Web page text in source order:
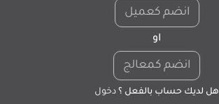
انضم كعميل
او
انضم كمعالج
هل لديك حساب بالفعل ؟ دخول